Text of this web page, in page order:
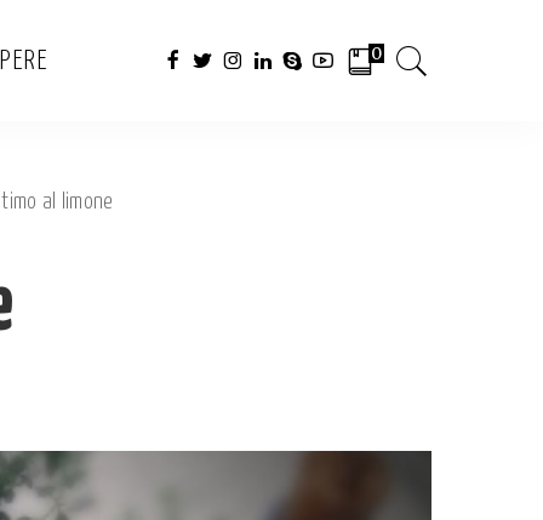
0
al limone